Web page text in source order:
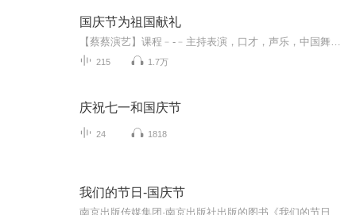
国庆节为祖国献礼
215 1.7万
庆祝七一和国庆节
24 1818
我们的节日-国庆节